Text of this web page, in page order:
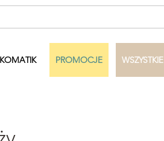
Autor
PROMOCJE WSZYSTKIE